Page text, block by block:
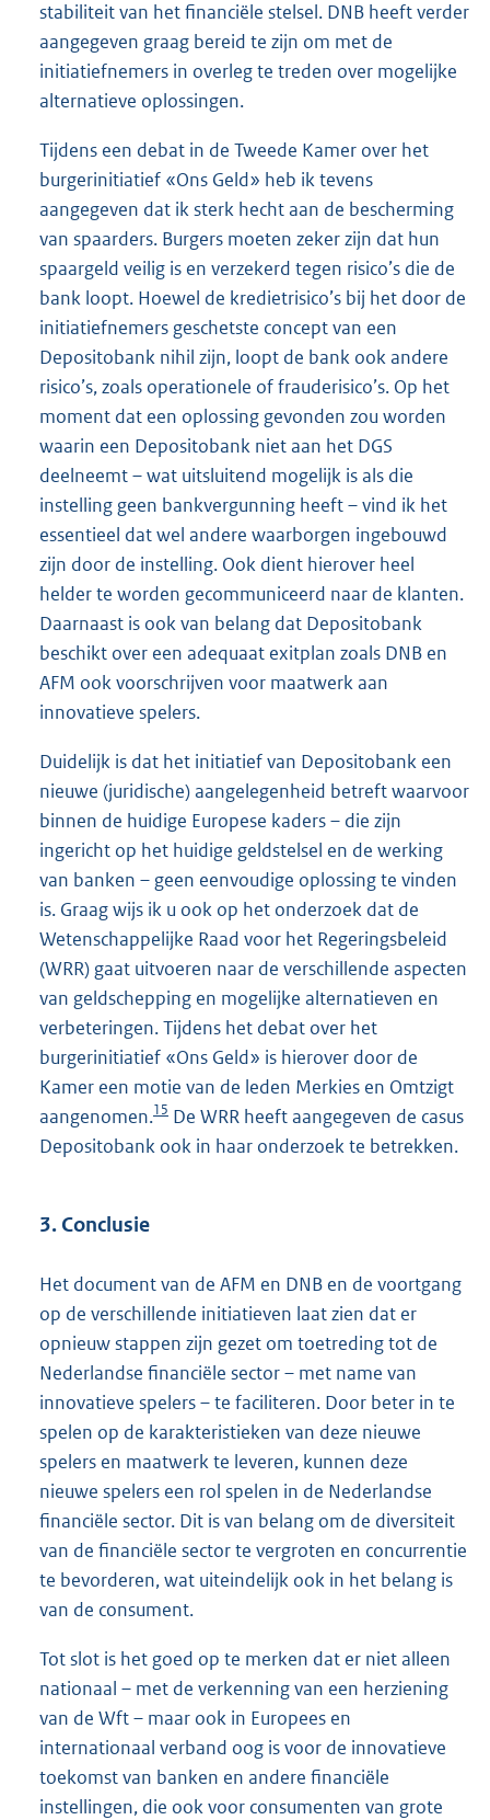
stabiliteit van het financiële stelsel. DNB heeft verder
aangegeven graag bereid te zijn om met de
initiatiefnemers in overleg te treden over mogelijke
alternatieve oplossingen.
Tijdens een debat in de Tweede Kamer over het
burgerinitiatief «Ons Geld» heb ik tevens
aangegeven dat ik sterk hecht aan de bescherming
van spaarders. Burgers moeten zeker zijn dat hun
spaargeld veilig is en verzekerd tegen risico’s die de
bank loopt. Hoewel de kredietrisico’s bij het door de
initiatiefnemers geschetste concept van een
Depositobank nihil zijn, loopt de bank ook andere
risico’s, zoals operationele of frauderisico’s. Op het
moment dat een oplossing gevonden zou worden
waarin een Depositobank niet aan het DGS
deelneemt – wat uitsluitend mogelijk is als die
instelling geen bankvergunning heeft – vind ik het
essentieel dat wel andere waarborgen ingebouwd
zijn door de instelling. Ook dient hierover heel
helder te worden gecommuniceerd naar de klanten.
Daarnaast is ook van belang dat Depositobank
beschikt over een adequaat exitplan zoals DNB en
AFM ook voorschrijven voor maatwerk aan
innovatieve spelers.
Duidelijk is dat het initiatief van Depositobank een
nieuwe (juridische) aangelegenheid betreft waarvoor
binnen de huidige Europese kaders – die zijn
ingericht op het huidige geldstelsel en de werking
van banken – geen eenvoudige oplossing te vinden
is. Graag wijs ik u ook op het onderzoek dat de
Wetenschappelijke Raad voor het Regeringsbeleid
(WRR) gaat uitvoeren naar de verschillende aspecten
van geldschepping en mogelijke alternatieven en
verbeteringen. Tijdens het debat over het
burgerinitiatief «Ons Geld» is hierover door de
Kamer een motie van de leden Merkies en Omtzigt
aangenomen.15 De WRR heeft aangegeven de casus
Depositobank ook in haar onderzoek te betrekken.
3. Conclusie
Het document van de AFM en DNB en de voortgang
op de verschillende initiatieven laat zien dat er
opnieuw stappen zijn gezet om toetreding tot de
Nederlandse financiële sector – met name van
innovatieve spelers – te faciliteren. Door beter in te
spelen op de karakteristieken van deze nieuwe
spelers en maatwerk te leveren, kunnen deze
nieuwe spelers een rol spelen in de Nederlandse
financiële sector. Dit is van belang om de diversiteit
van de financiële sector te vergroten en concurrentie
te bevorderen, wat uiteindelijk ook in het belang is
van de consument.
Tot slot is het goed op te merken dat er niet alleen
nationaal – met de verkenning van een herziening
van de Wft – maar ook in Europees en
internationaal verband oog is voor de innovatieve
toekomst van banken en andere financiële
instellingen, die ook voor consumenten van grote